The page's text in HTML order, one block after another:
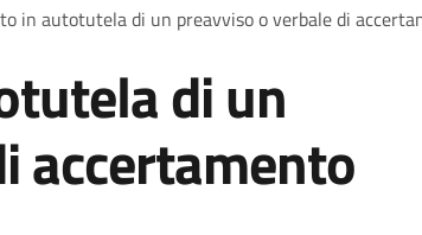
in autotutela di un preavviso o verbale di
di un
accertamento